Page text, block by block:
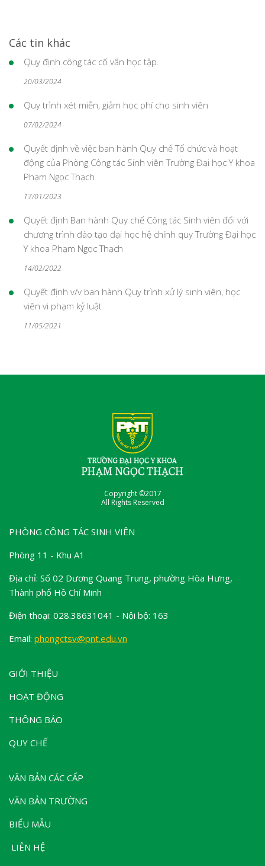
Các tin khác
Quy định công tác cố vấn học tập.
20/03/2024
Quy trình xét miễn, giảm học phí cho sinh viên
07/02/2024
Quyết định về việc ban hành Quy chế Tổ chức và hoạt
động của Phòng Công tác Sinh viên Trường Đại học Y khoa
Phạm Ngọc Thạch
17/01/2023
Quyết định Ban hành Quy chế Công tác Sinh viên đối với
chương trình đào tạo đại học hệ chính quy Trường Đại học
Y khoa Phạm Ngọc Thạch
14/02/2022
Quyết định v/v ban hành Quy trình xử lý sinh viên, học
viên vi phạm kỷ luật
11/05/2021
Copyright ©2017
All Rights Reserved
PHÒNG CÔNG TÁC SINH VIÊN
Phòng 11 - Khu A1
Địa chỉ: Số 02 Dương Quang Trung, phường Hòa Hưng,
Thành phố Hồ Chí Minh
Điện thoại: 028.38631041 - Nội bộ: 163
Email: phongctsv@pnt.edu.vn
GIỚI THIỆU
HOẠT ĐỘNG
THÔNG BÁO
QUY CHẾ
VĂN BẢN CÁC CẤP
VĂN BẢN TRƯỜNG
BIỂU MẪU
LIÊN HỆ